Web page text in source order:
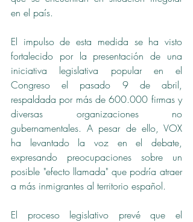
en el país.
El impulso de esta medida se ha visto
fortalecido por la presentación de una
iniciativa legislativa popular en el
Congreso el pasado 9 de abril,
respaldada por más de 600.000 firmas y
diversas organizaciones no
gubernamentales. A pesar de ello, VOX
ha levantado la voz en el debate,
expresando preocupaciones sobre un
posible "efecto llamada" que podría atraer
a más inmigrantes al territorio español.
El proceso legislativo prevé que el